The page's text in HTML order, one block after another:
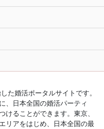
た婚活ポータルサイトです。
、日本全国の婚活パーティ
けることができます。東京、
リアをはじめ、日本全国の最